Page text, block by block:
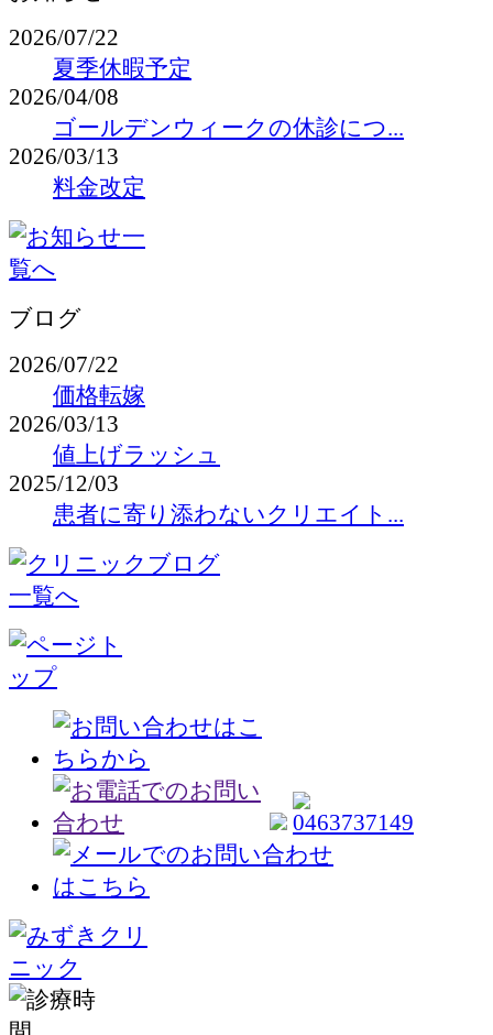
2026/07/22
夏季休暇予定
2026/04/08
ゴールデンウィークの休診につ...
2026/03/13
料金改定
ブログ
2026/07/22
価格転嫁
2026/03/13
値上げラッシュ
2025/12/03
患者に寄り添わないクリエイト...